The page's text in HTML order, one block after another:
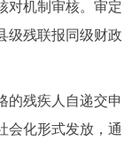
对机制审核。审定
级残联报同级财政
残疾人自递交申
会化形式发放，通